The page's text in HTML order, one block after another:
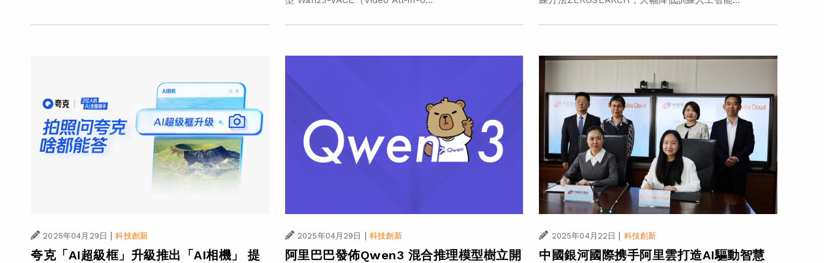
2025年04月29日 | 科技創新
夸克「AI超級框」升級推出「AI相機」 提
2025年04月29日 | 科技創新
阿里巴巴發佈Qwen3 混合推理模型樹立開
2025年04月22日 | 科技創新
中國銀河國際携手阿里雲打造AI驅動智慧